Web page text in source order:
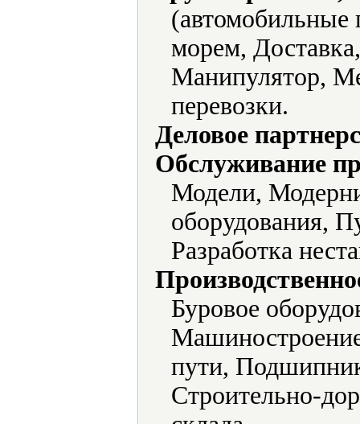
(автомобильные
морем,
Манипулятор,
перевозки.
Деловое
Обслуживание
Модели,
оборудования,
Разработка
Буровое
пути,
Строительно-